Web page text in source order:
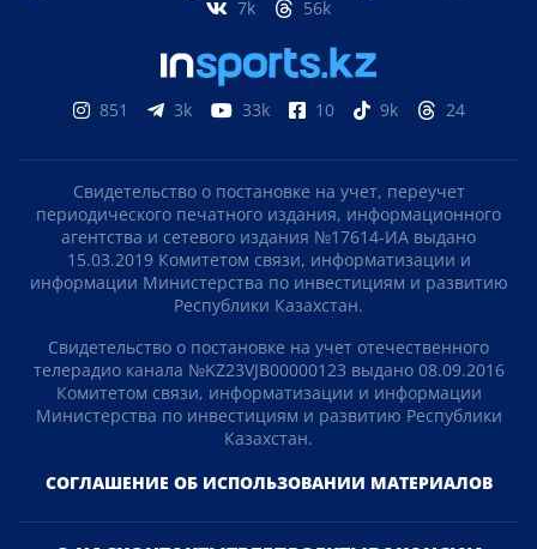
7k
56k
851 3k 33k 10 9k 24
Свидетельство о постановке на учет, переучет
периодического печатного издания, информационного
агентства и сетевого издания №17614-ИА выдано
15.03.2019 Комитетом связи, информатизации и
информации Министерства по инвестициям и развитию
Республики Казахстан.
Свидетельство о постановке на учет отечественного
телерадио канала №KZ23VJB00000123 выдано 08.09.2016
Комитетом связи, информатизации и информации
Министерства по инвестициям и развитию Республики
Казахстан.
СОГЛАШЕНИЕ ОБ ИСПОЛЬЗОВАНИИ МАТЕРИАЛОВ